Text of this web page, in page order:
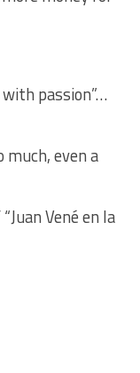
passion”…
even a
Vené en la